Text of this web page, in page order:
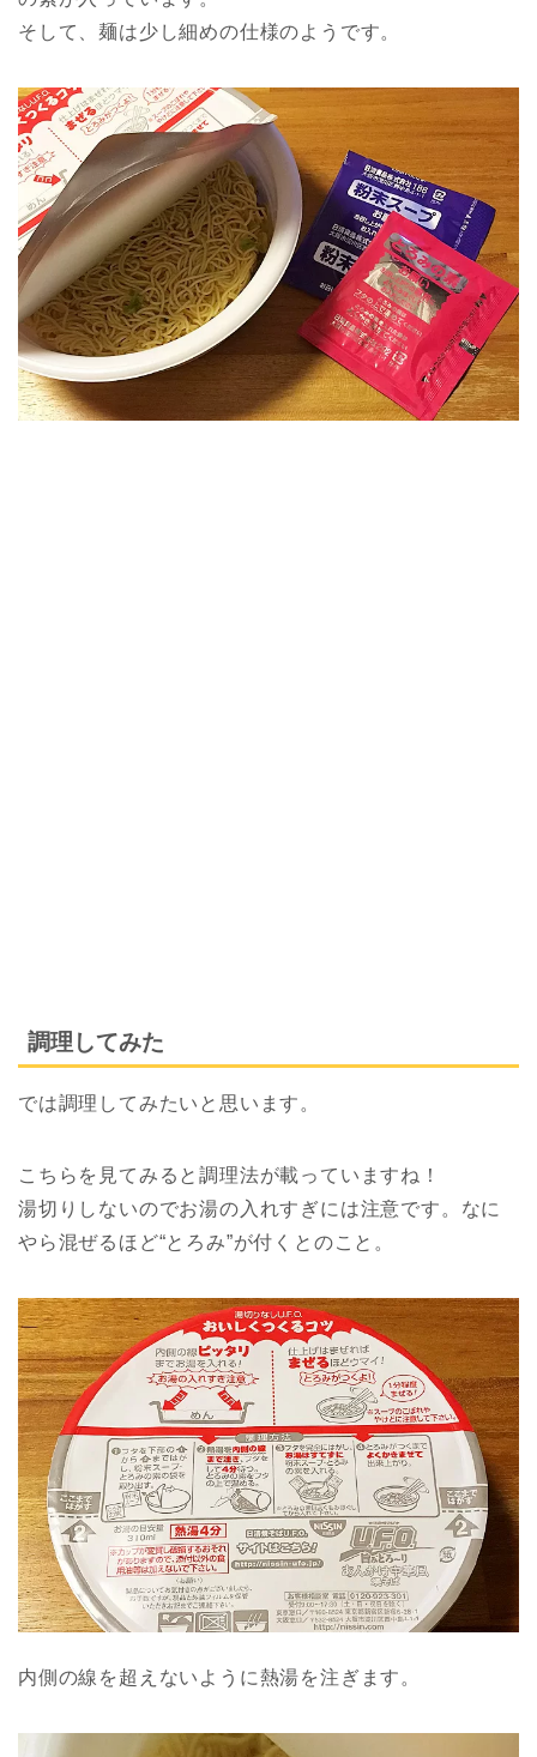
そして、麺は少し細めの仕様のようです。
調理してみた
では調理してみたいと思います。
こちらを見てみると調理法が載っていますね！
湯切りしないのでお湯の入れすぎには注意です。なに
やら混ぜるほど“とろみ”が付くとのこと。
内側の線を超えないように熱湯を注ぎます。